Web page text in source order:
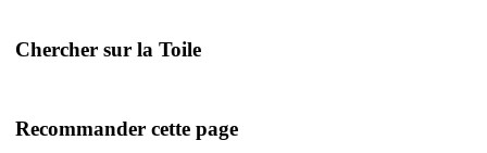
Chercher sur la Toile
Recommander cette page